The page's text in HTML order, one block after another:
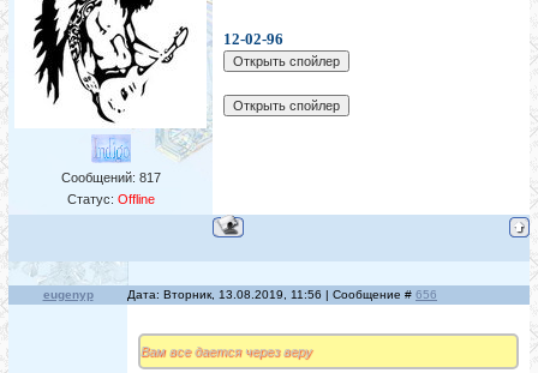
Сообщений: 817
Статус: Offline
12-02-96
eugenyp Дата: Вторник, 13.08.2019, 11:56 | Сообщение # 656
Вам все дается через веру